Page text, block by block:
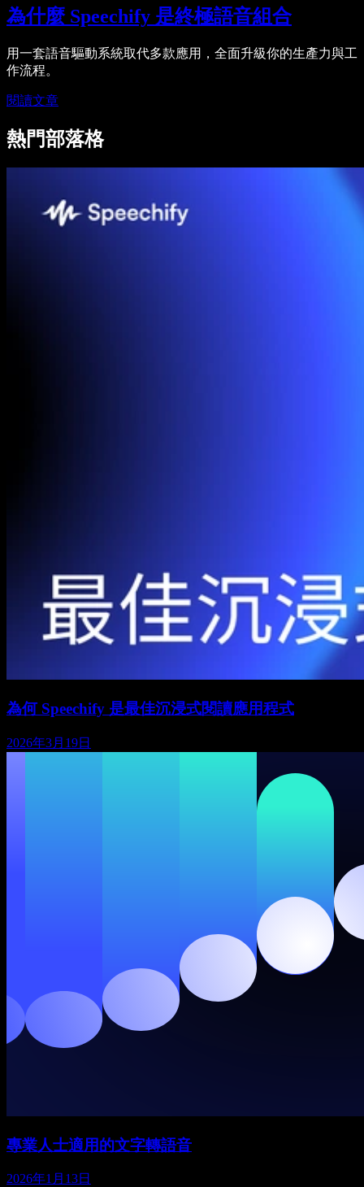
為什麼 Speechify 是終極語音組合
用一套語音驅動系統取代多款應用，全面升級你的生產力與工
作流程。
閱讀文章
熱門部落格
為何 Speechify 是最佳沉浸式閱讀應用程式
2026年3月19日
專業人士適用的文字轉語音
2026年1月13日